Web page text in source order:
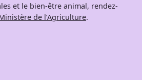
et le bien-être animal, rendez-
de l’Agriculture.